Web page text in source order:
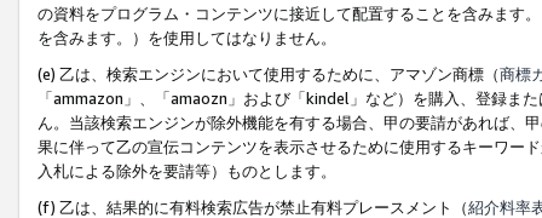
の資料をプログラム・コンテンツに接近して配置することを含みます
を含みます。）を使用してはなりません。
(e) 乙は、検索エンジンにおいて使用するために、アマゾン商標（商標
「ammazon」、「amaozn」および「kindel」など）を購入、登録ま
ん。当該検索エンジンが除外機能を有する場合、甲の要請があれば、
果に伴って乙の宣伝コンテンツを表示させるために使用するキーワー
入札による除外を要請等）ものとします。
(f) 乙は、結果的に有料検索広告が禁止有料プレースメント（紹介料率